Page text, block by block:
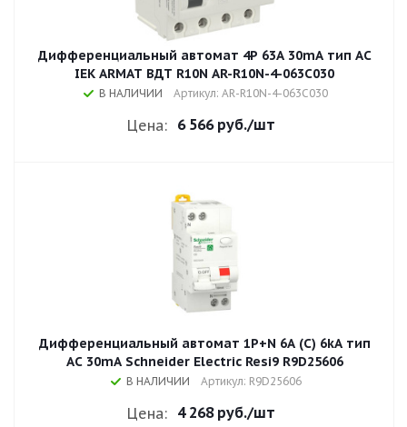
Дифференциальный автомат 4P 63А 30mA тип AC
IEK ARMAT ВДТ R10N AR-R10N-4-063C030
В НАЛИЧИИ Артикул: AR-R10N-4-063C030
Цена: 6 566 руб./шт
Дифференциальный автомат 1P+N 6A (C) 6kA тип
AС 30mA Schneider Electric Resi9 R9D25606
В НАЛИЧИИ Артикул: R9D25606
Цена: 4 268 руб./шт